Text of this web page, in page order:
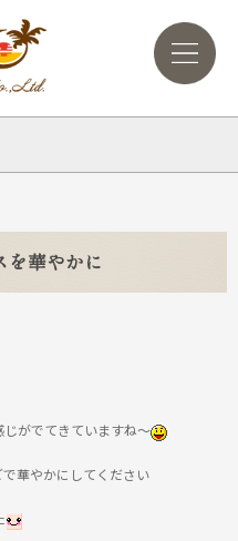
を華やかに
がでてきていますね～
華やかにしてください